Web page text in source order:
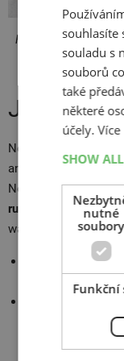
Podvozek
Jak umýt
Ne všechny myčky
ano, trysky si
Není ale vůbec od
ručně
. Můžete zajet
wapku, kterou máte
Důkladně
vlhkost, která autu
Pokud nemáte
víc ohnout, ale za
souhlasíte
souladu s
souborů
také
některé
účely.
SHOW
nutné
soubory
Funkční